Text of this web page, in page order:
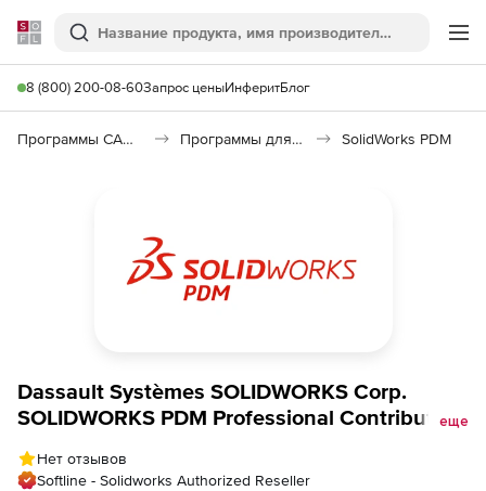
Softline
Поиск
8 (800) 200-08-60Запрос ценыИнферитБлог
Программы САПР и ГИС Программы для документооборота SolidWorks PDM
Dassault Systèmes SOLIDWORKS Corp.
SOLIDWORKS PDM Professional Contributorеще
Нет отзывов
Softline - Solidworks Authorized Reseller